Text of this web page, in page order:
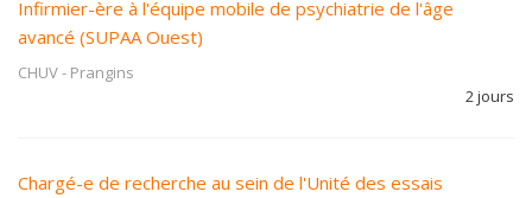
Infirmier-ère à l'équipe mobile de psychiatrie de l'âge
avancé (SUPAA Ouest)
CHUV- Prangins
2 jours
Chargé-e de recherche au sein de l'Unité des essais